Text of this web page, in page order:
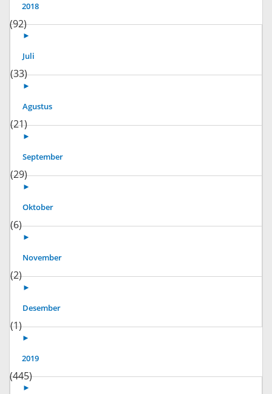
2018
(92)
►
Juli
(33)
►
Agustus
(21)
►
September
(29)
►
Oktober
(6)
►
November
(2)
►
Desember
(1)
►
2019
(445)
►